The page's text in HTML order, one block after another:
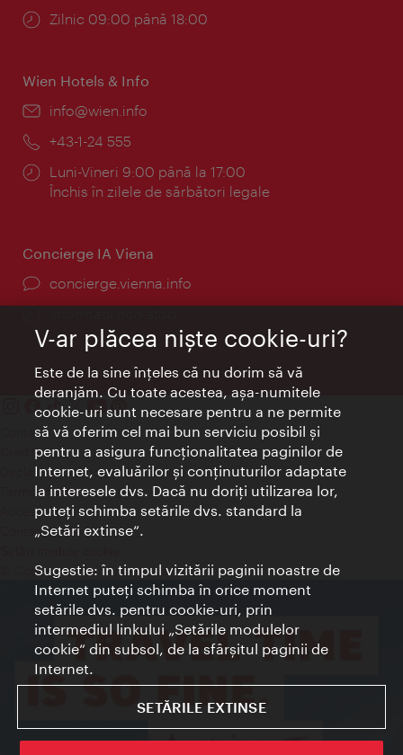
Program:
Zilnic 09:00 până 18:00
Wien Hotels & Info
E-
info@wien.info
Telefon:
+43-1-24 555
Program:
Luni-Vineri 9:00 până la 17:00
Închis în zilele de sărbători legale
Concierge IA Viena
concierge.vienna.info
Contact
Credits
Declaraţie privind protecţia datelor
Terms of Use
Accesibilitate
Contact presa
© Copyright Wien Tourismus
V-ar plăcea nişte cookie-uri?
Este de la sine înţeles că nu dorim să vă
deranjăm. Cu toate acestea, aşa-numitele
cookie-uri sunt necesare pentru a ne permite
să vă oferim cel mai bun serviciu posibil şi
pentru a asigura funcţionalitatea paginilor de
Internet, evaluărilor şi conţinuturilor adaptate
la interesele dvs. Dacă nu doriţi utilizarea lor,
puteţi schimba setările dvs. standard la
„Setări extinse“.
Sugestie: în timpul vizitării paginii noastre de
Internet puteţi schimba în orice moment
setările dvs. pentru cookie-uri, prin
intermediul linkului „Setările modulelor
cookie“ din subsol, de la sfârşitul paginii de
Internet.
SETĂRILE EXTINSE